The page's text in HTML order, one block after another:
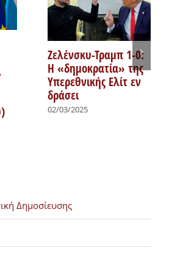
Ζελένσκυ-Τραμπ 1-0:
Η «δημοκρατία» της
Υπερεθνικής Ελίτ εν
δράσει
02/03/2025
Δημοσίευσης